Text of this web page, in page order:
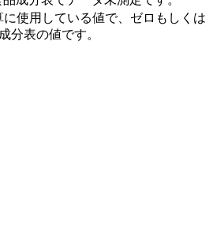
使用している値で、ゼロもしくは
分表の値です。